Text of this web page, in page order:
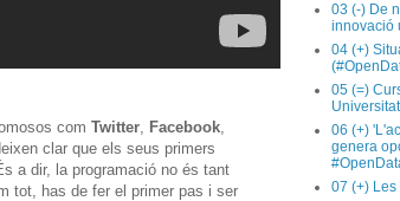
com Twitter Facebook
clar que els seus primers
a dir, la programació no és tant
tot, has de fer el primer pas i ser
03 (-) De
innovació
04 (+)
05 (=)
06 (+)
genera
07 (+)